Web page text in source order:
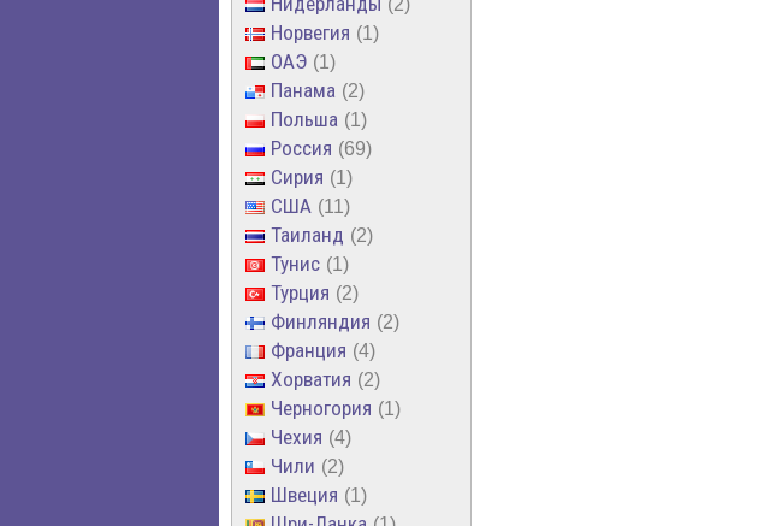
Норвегия 1
ОАЭ 1
Панама 2
Польша 1
Россия 69
Сирия 1
США 11
Таиланд 2
Тунис 1
Турция 2
Финляндия 2
Франция 4
Хорватия 2
Черногория 1
Чехия 4
Чили 2
Швеция 1